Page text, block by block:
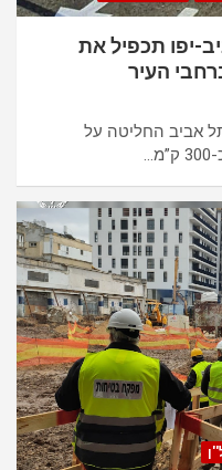
תל אביב-יפו תכפיל את
העיר
תל אביב החליטה על